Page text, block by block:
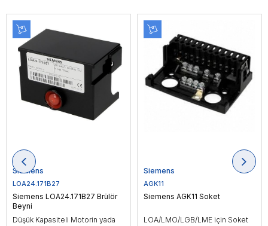
Siemens
LOA24.171B27
Siemens LOA24.171B27 Brülör
Beyni
Düşük Kapasiteli Motorin yada
Siemens
AGK11
Siemens AGK11 Soket
LOA/LMO/LGB/LME için Soket